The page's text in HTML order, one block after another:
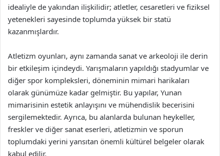
idealiyle de yakından ilişkilidir; atletler, cesaretleri ve fiziksel
yetenekleri sayesinde toplumda yüksek bir statü
kazanmışlardır.
Atletizm oyunları, aynı zamanda sanat ve arkeoloji ile derin
bir etkileşim içindeydi. Yarışmaların yapıldığı stadyumlar ve
diğer spor kompleksleri, döneminin mimari harikaları
olarak günümüze kadar gelmiştir. Bu yapılar, Yunan
mimarisinin estetik anlayışını ve mühendislik becerisini
sergilemektedir. Ayrıca, bu alanlarda bulunan heykeller,
freskler ve diğer sanat eserleri, atletizmin ve sporun
toplumdaki yerini yansıtan önemli kültürel belgeler olarak
kabul edilir.